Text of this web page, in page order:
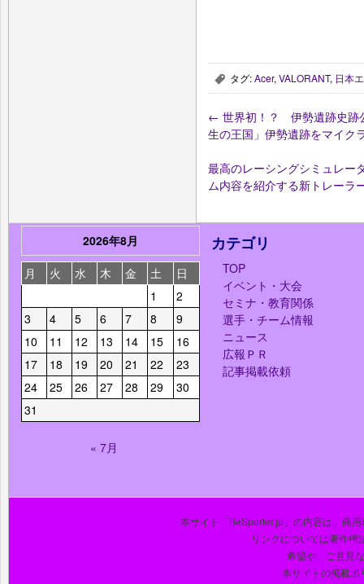
, タグ:Acer,VALORANT, 日本
← 世界初！？ 伊勢遺跡史跡
生の王国」伊勢遺跡をマイク
最高のレーシングシミュレー
ム内容を紹介する新トレーラ
2026年8月
月
火 水 木 金 土
日
1
2
3
4 5 6 7 8
9
10
11 12 13 14 15
16
17
18 19 20 21 22
23
24
25 26 27 28 29
30
31
« 7月
カテゴリ
TOP
イベント・大会
セミナ・教育関係
選手・チーム情報
ニュース
広報ＰＲ
記事掲載依頼
本サイト「BeSporter.jp」の内容は、商
リンクについては著作権
希望や、ご意見
本サイトの掲載ポ